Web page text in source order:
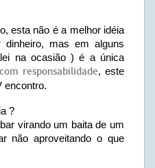
esta não é a melhor idéia
dinheiro, mas em alguns
na ocasião ) é a única
responsabilidade, este
encontro.
?
virando um baita de um
não aproveitando o que